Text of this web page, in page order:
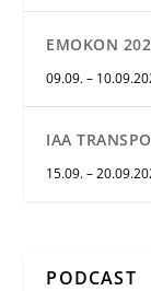
EMOKON
09.09. –
IAA
15.09. –
PODCAST